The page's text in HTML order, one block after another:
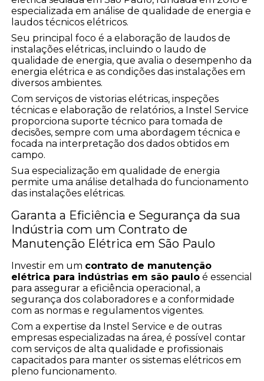
especializada em análise de qualidade de energia e
laudos técnicos elétricos.
Seu principal foco é a elaboração de laudos de
instalações elétricas, incluindo o laudo de
qualidade de energia, que avalia o desempenho da
energia elétrica e as condições das instalações em
diversos ambientes.
Com serviços de vistorias elétricas, inspeções
técnicas e elaboração de relatórios, a Instel Service
proporciona suporte técnico para tomada de
decisões, sempre com uma abordagem técnica e
focada na interpretação dos dados obtidos em
campo.
Sua especialização em qualidade de energia
permite uma análise detalhada do funcionamento
das instalações elétricas.
Garanta a Eficiência e Segurança da sua
Indústria com um Contrato de
Manutenção Elétrica em São Paulo
Investir em um contrato de manutenção
elétrica para indústrias em são paulo é essencial
para assegurar a eficiência operacional, a
segurança dos colaboradores e a conformidade
com as normas e regulamentos vigentes.
Com a expertise da Instel Service e de outras
empresas especializadas na área, é possível contar
com serviços de alta qualidade e profissionais
capacitados para manter os sistemas elétricos em
pleno funcionamento.